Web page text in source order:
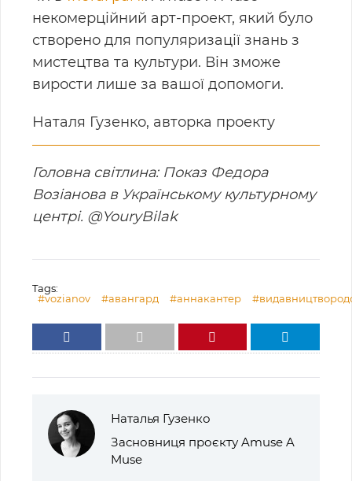
некомерційний арт-проект, який було
створено для популяризації знань з
мистецтва та культури. Він зможе
вирости лише за вашої допомоги.
Наталя Гузенко, авторка проекту
Головна світлина: Показ Федора
Возіанова в Українському культурному
центрі. @YouryBilak
Tags:
#vozianov
#авангард #аннакантер
Наталья Гузенко
Засновниця проєкту Amuse A
Muse